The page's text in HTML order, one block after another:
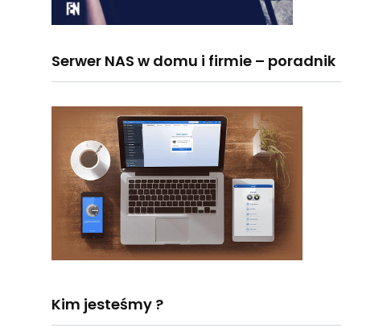
Serwer NAS w domu i firmie – poradnik
Kim jesteśmy ?